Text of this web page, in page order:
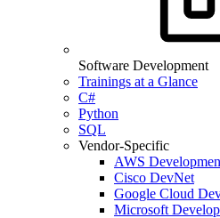
Software Development
Trainings at a Glance
C#
Python
SQL
Vendor-Specific
AWS
Cisco DevNet
Google Cloud
Microsoft